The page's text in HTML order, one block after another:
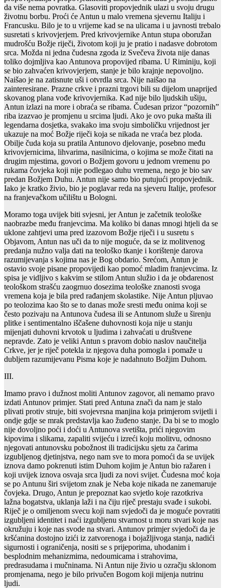
da više nema povratka. Glasoviti propovjednik ulazi u svoju drugu
životnu borbu. Proći će Antun u malo vremena sjevernu Italiju i
Francusku. Bilo je to u vrijeme kad se na ulicama i u javnosti trebalo
susretati s krivovjerjem. Pred krivovjernike Antun stupa oboružan
mudrošću Božje riječi, životom koji ju je pratio i nadasve dobrotom
srca. Možda ni jedna čudesna zgoda iz Svečeva života nije danas
toliko dojmljiva kao Antunova propovijed ribama. U Riminiju, koji
se bio zahvaćen krivovjerjem, stanje je bilo krajnje nepovoljno.
Naišao je na zatisnute uši i otvrdla srca. Nije naišao na
zainteresirane. Prazne crkve i prazni trgovi bili su dijelom unaprijed
skovanog plana vođe krivovjernika. Kad nije bilo ljudskih ušiju,
Antun izlazi na more i obraća se ribama. Čudesan prizor “pozornih”
riba izazvao je promjenu u srcima ljudi. Ako je ovo puka mašta ili
legendarna dosjetka, svakako ima svoju simboličku vrijednost jer
ukazuje na moć Božje riječi koja se nikada ne vraća bez ploda.
Obilje čuda koja su pratila Antunovo djelovanje, posebno među
krivovjernicima, lihvarima, nasilnicima, o kojima se može čitati na
drugim mjestima, govori o Božjem govoru u jednom vremenu po
rukama čovjeka koji nije podlegao duhu vremena, nego je bio sav
predan Božjem Duhu. Antun nije samo bio putujući propovjednik.
Iako je kratko živio, bio je poglavar reda na sjeveru Italije, profesor
na franjevačkom učilištu u Bologni.
Moramo toga uvijek biti svjesni, jer Antun je začetnik teološke
naobrazbe među franjevcima. Ma koliko bi danas mnogi htjeli da se
uklone zahtjevi uma pred izazovom Božje riječi i u susretu s
Objavom, Antun nas uči da to nije moguće, da se iz molitvenog
predanja nužno valja dati na teološko tkanje i korištenje darova
razumijevanja s kojima nas je Bog obdario. Srećom, Antun je
ostavio svoje pisane propovijedi kao pomoć mladim franjevcima. Iz
spisa je vidljivo s kakvim se stilom Antun služio i da je obdarenost
teološkom strašću zaogrnuo dosezima teološke znanosti svoga
vremena koja je bila pred rađanjem skolastike. Nije Antun pljuvao
po teolozima kao što se to danas može sresti među onima koji se
često pozivaju na Antunova čudesa ili se Antunom služe u širenju
plitke i sentimentalno iščašene duhovnosti koja nije u stanju
mijenjati duhovni krvotok u ljudima i zahvaćati u društvene
nepravde. Zato je veliki Antun s pravom dobio naslov naučitelja
Crkve, jer je riječ potekla iz njegova duha pomogla i pomaže u
dubljem razumijevanu Pisma koje je nadahnuto Božjim Duhom.
III.
Imamo pravo i dužnost moliti Antunov zagovor, ali nemamo pravo
izdati Antunov primjer. Stati pred Antuna znači da nam je stalo
plivati protiv struje, biti svojevrsna manjina koja primjerom svijetli i
ondje gdje se mrak predstavlja kao žuđeno stanje. Da bi se to moglo
nije dovoljno poći i doći u Antunova svetišta, prići njegovim
kipovima i slikama, zapaliti svijeću i izreći koju molitvu, odnosno
njegovati antunovsku pobožnost ili tradicijsku sjetu za čarima
izgubljenog djetinjstva, nego nam sve to mora pomoći da se uvijek
iznova damo pokrenuti istim Duhom kojim je Antun bio ražaren i
koji uvijek iznova osvaja srca ljudi za novi svijet. Čudesna moć koja
se po Antunu širi svijetom znak je Neba koje nikada ne zanemaruje
čovjeka. Drugo, Antun je prepoznat kao svjetlo koje razotkriva
lažna bogatstva, uklanja laži i na čiju riječ prestaju svađe i sukobi.
Riječ je o omiljenom svecu koji nam svjedoči da je moguće povratiti
izgubljeni identitet i naći izgubljenu stvarnost u moru stvari koje nas
okružuju i koje nas svode na stvari. Antunov primjer svjedoči da je
kršćanina dostojno izići iz zatvorenoga i bojažljivoga stanja, nadići
sigurnosti i ograničenja, nositi se s prijeporima, uhodanim i
besplodnim mehanizmima, nedoumicama i strahovima,
predrasudama i mučninama. Ni Antun nije živio u ozračju sklonom
promjenama, nego je bilo privučen Bogom koji mijenja nutrinu
ljudi.